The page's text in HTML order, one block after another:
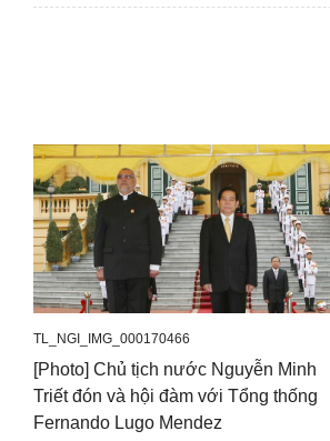
TL_NGI_IMG_000170466
[Photo] Chủ tịch nước Nguyễn Minh
Triết đón và hội đàm với Tổng thống
Fernando Lugo Mendez